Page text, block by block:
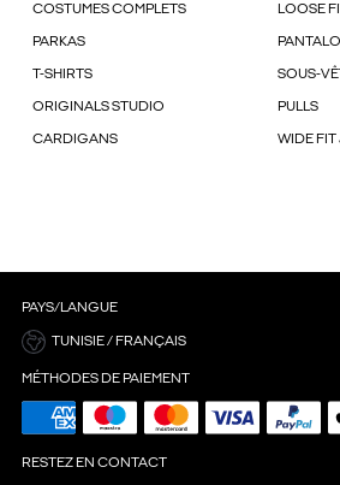
COSTUMES COMPLETS LOOSE
PARKAS
T-SHIRTS SOUS-
ORIGINALS STUDIO PULLS
CARDIGANS WIDE FIT
PAYS/LANGUE
TUNISIE / FRANÇAIS
MÉTHODES DE PAIEMENT
RESTEZ EN CONTACT